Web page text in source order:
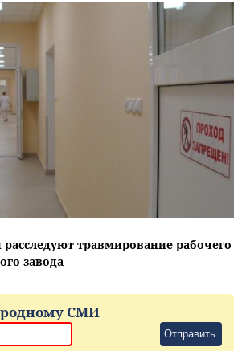
расследуют травмирование рабочего
завода
СМИ
Отправить